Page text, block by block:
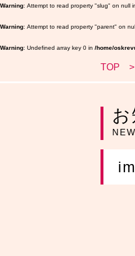
Warning : Attempt to read property "slug" on null
Warning : Attempt to read property "parent" on
Warning : Undefined array key 0 in /home/
TOP